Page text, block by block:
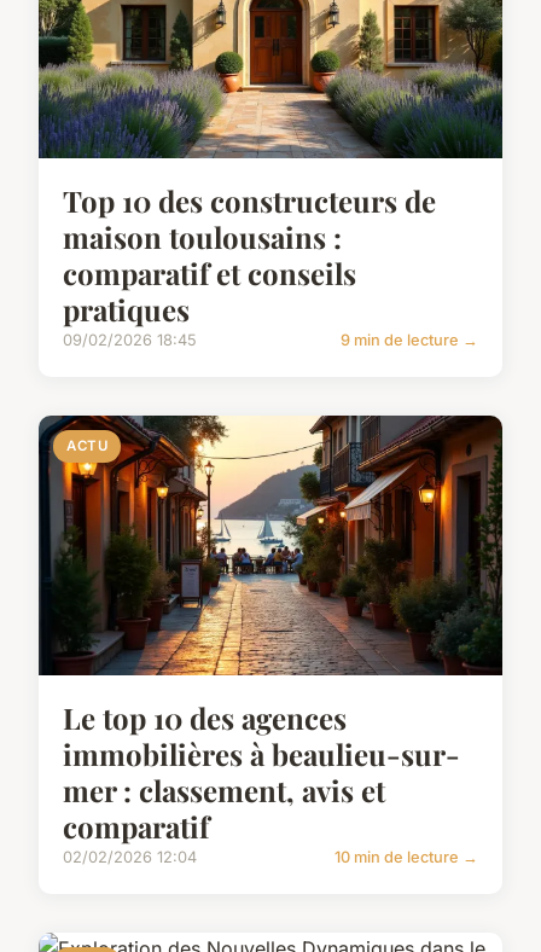
Top 10 des constructeurs de
maison toulousains :
comparatif et conseils
pratiques
09/02/2026 18:45 9 min de lecture →
ACTU
Le top 10 des agences
immobilières à beaulieu-sur-
mer : classement, avis et
comparatif
02/02/2026 12:04 10 min de lecture →